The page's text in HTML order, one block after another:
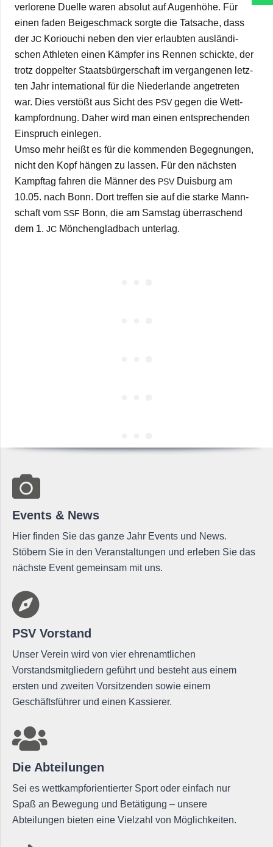
ver­lo­rene Duelle waren abso­lut auf Augen­höhe. Für
einen faden Bei­geschmack sorgte die Tat­sa­che, dass
der JC Koriou­chi neben den vier erlaub­ten aus­län­di­
schen Ath­le­ten einen Kämp­fer ins Ren­nen schickte, der
trotz dop­pel­ter Staats­bür­ger­schaft im ver­gan­ge­nen letz­
ten Jahr inter­na­tio­nal für die Nie­der­lande ange­tre­ten
war. Dies ver­stößt aus Sicht des PSV gegen die Wett­
kampf­ord­nung. Daher wird man einen ent­spre­chen­den
Ein­spruch einlegen.
Umso mehr heißt es für die kom­men­den Begeg­nun­gen,
nicht den Kopf hän­gen zu las­sen. Für den nächs­ten
Kampf­tag fah­ren die Män­ner des PSV Duis­burg am
10.05. nach Bonn. Dort tref­fen sie auf die starke Mann­
schaft vom SSF Bonn, die am Sams­tag über­ra­schend
dem 1. JC Mön­chen­glad­bach unterlag.
Events & News
Hier finden Sie das ganze Jahr Events und News.
Stöbern Sie in den Veranstaltungen und erleben Sie das
nächste Event gemeinsam mit uns.
PSV Vorstand
Unser Verein wird von vier ehrenamtlichen
Vorstandsmitgliedern geführt und besteht aus einem
ersten und zweiten Vorsitzenden sowie einem
Geschäftsführer und einen Kassierer.
Die Abteilungen
Sei es wettkampforientierter Sport oder einfach nur
Spaß an Bewegung und Betätigung – unsere
Abteilungen bieten eine Vielzahl von Möglichkeiten.